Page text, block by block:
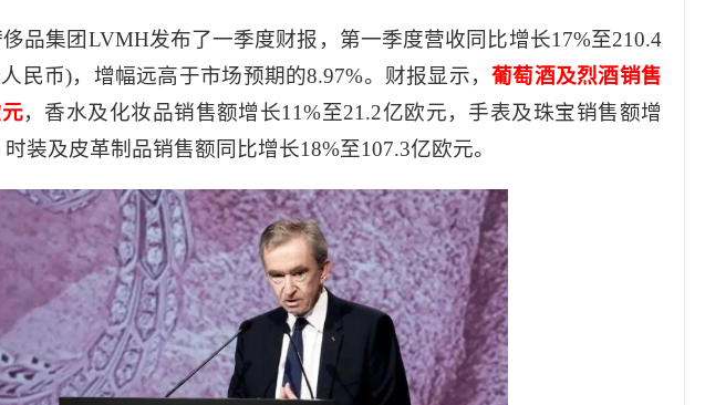
品集团LVMH发布了一季度财报，第一季度营收同比增长17%至210.4
民币)，增幅远高于市场预期的8.97%。财报显示，葡萄酒及烈酒销售
，香水及化妆品销售额增长11%至21.2亿欧元，手表及珠宝销售额增
装及皮革制品销售额同比增长18%至107.3亿欧元。